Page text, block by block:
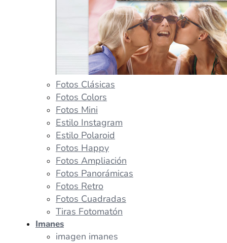
Fotos Clásicas
Fotos Colors
Fotos Mini
Estilo Instagram
Estilo Polaroid
Fotos Happy
Fotos Ampliación
Fotos Panorámicas
Fotos Retro
Fotos Cuadradas
Tiras Fotomatón
Imanes
imagen imanes